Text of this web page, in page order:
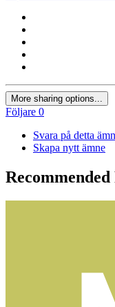
More sharing options...
Följare 0
Svara på detta
Skapa nytt ämne
Recommended